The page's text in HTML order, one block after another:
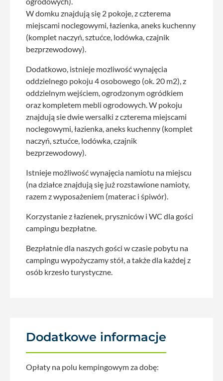
W domku znajdują się 2 pokoje, z czterema
miejscami noclegowymi, łazienka, aneks kuchenny
(komplet naczyń, sztućce, lodówka, czajnik
bezprzewodowy).
Dodatkowo, istnieje mozliwość wynajęcia
oddzielnego pokoju 4 osobowego (ok. 20 m2), z
oddzielnym wejściem, ogrodzonym ogródkiem
oraz kompletem mebli ogrodowych. W pokoju
znajdują sie dwie wersalki z czterema miejscami
noclegowymi, łazienka, aneks kuchenny (komplet
naczyń, sztućce, lodówka, czajnik
bezprzewodowy).
Istnieje możliwość wynajęcia namiotu na miejscu
(na działce znajdują się już rozstawione namioty,
razem z wyposażeniem (materac i śpiwór).
Korzystanie z łazienek, pryszniców i WC dla gości
campingu bezpłatne.
Bezpłatnie dla naszych gości w czasie pobytu na
campingu wypożyczamy stół, a także dla każdej z
osób krzesło turystyczne.
Dodatkowe informacje
Opłaty na polu kempingowym za dobę: